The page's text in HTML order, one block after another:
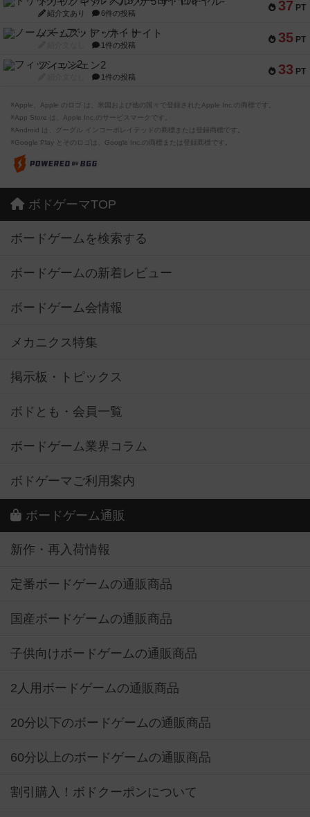
37 PT
紹介文あり 6件の投稿
35 PT
ノームズ・アット・ナイト
1件の投稿
33 PT
フィッシェン2
1件の投稿
※Apple、Apple のロゴ は、米国および他の国々で登録されたApple Inc.の商標です。
※App Store は、Apple Inc.のサービスマークです。
※Android は、グーグル インコーポレイテッドの商標または登録商標です。
※Google Play とそのロゴは、Google Inc.の商標または登録商標です。
ボドゲーマTOP
ボードゲームを検索する
ボードゲームの新着レビュー
ボードゲーム会情報
メカニクス特集
掲示板・トピックス
ボドとも・会員一覧
ボードゲーム業界コラム
ボドゲーマご利用案内
ボードゲーム通販
新作・再入荷情報
定番ボードゲームの通販商品
国産ボードゲームの通販商品
子供向けボードゲームの通販商品
2人用ボードゲームの通販商品
20分以下のボードゲームの通販商品
60分以上のボードゲームの通販商品
割引購入！ボドクーポンについて